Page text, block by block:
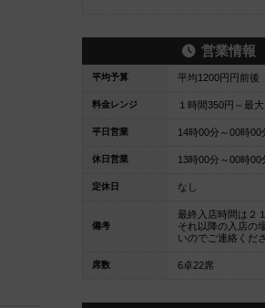
営業情報
平均予算 平均1200円円前後
料金レンジ １時間350円～最
平日営業 14時00分～00時00
休日営業 13時00分～00時00
定休日 なし
備考
最終入店時間は２
それ以降の入店の
いのでご連絡くだ
席数 6卓22席